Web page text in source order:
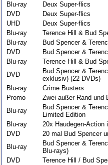
Blu-ray
Deux Super-flics
DVD
Deux Super-flics
UHD
Deux Super-flics
Blu-ray
Terence Hill & Bud
Blu-ray
Bud Spencer &
DVD
Bud Spencer &
Blu-ray
Terence Hill & Bud
DVD
Bud Spencer &
exklusiv) (22 DVDs)
Blu-ray
Crime Busters
Promo
Zwei außer Rand und
Blu-ray
Bud Spencer &
Limited Edition
Blu-ray
20x Haudegen-Action
DVD
20 mal Bud Spencer
Blu-ray
Bud Spencer &
Blu-rays)
DVD
Terence Hill / Bud